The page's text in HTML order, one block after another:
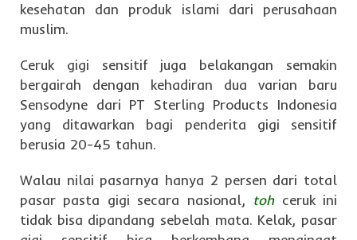
kesehatan dan produk islami dari perusahaan
muslim.
Ceruk gigi sensitif juga belakangan semakin
bergairah dengan kehadiran dua varian baru
Sensodyne dari PT Sterling Products Indonesia
yang ditawarkan bagi penderita gigi sensitif
berusia 20-45 tahun.
Walau nilai pasarnya hanya 2 persen dari total
pasar pasta gigi secara nasional, tohceruk ini
tidak bisa dipandang sebelah mata. Kelak, pasar